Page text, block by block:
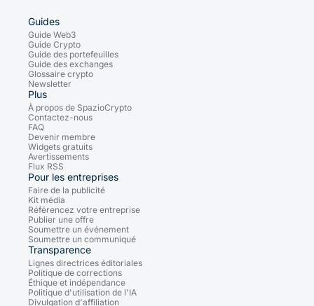
Guides
Guide Web3
Guide Crypto
Guide des portefeuilles
Guide des exchanges
Glossaire crypto
Newsletter
Plus
À propos de SpazioCrypto
Contactez-nous
FAQ
Devenir membre
Widgets gratuits
Avertissements
Flux RSS
Pour les entreprises
Faire de la publicité
Kit média
Référencez votre entreprise
Publier une offre
Soumettre un événement
Soumettre un communiqué
Transparence
Lignes directrices éditoriales
Politique de corrections
Éthique et indépendance
Politique d'utilisation de l'IA
Divulgation d'affiliation